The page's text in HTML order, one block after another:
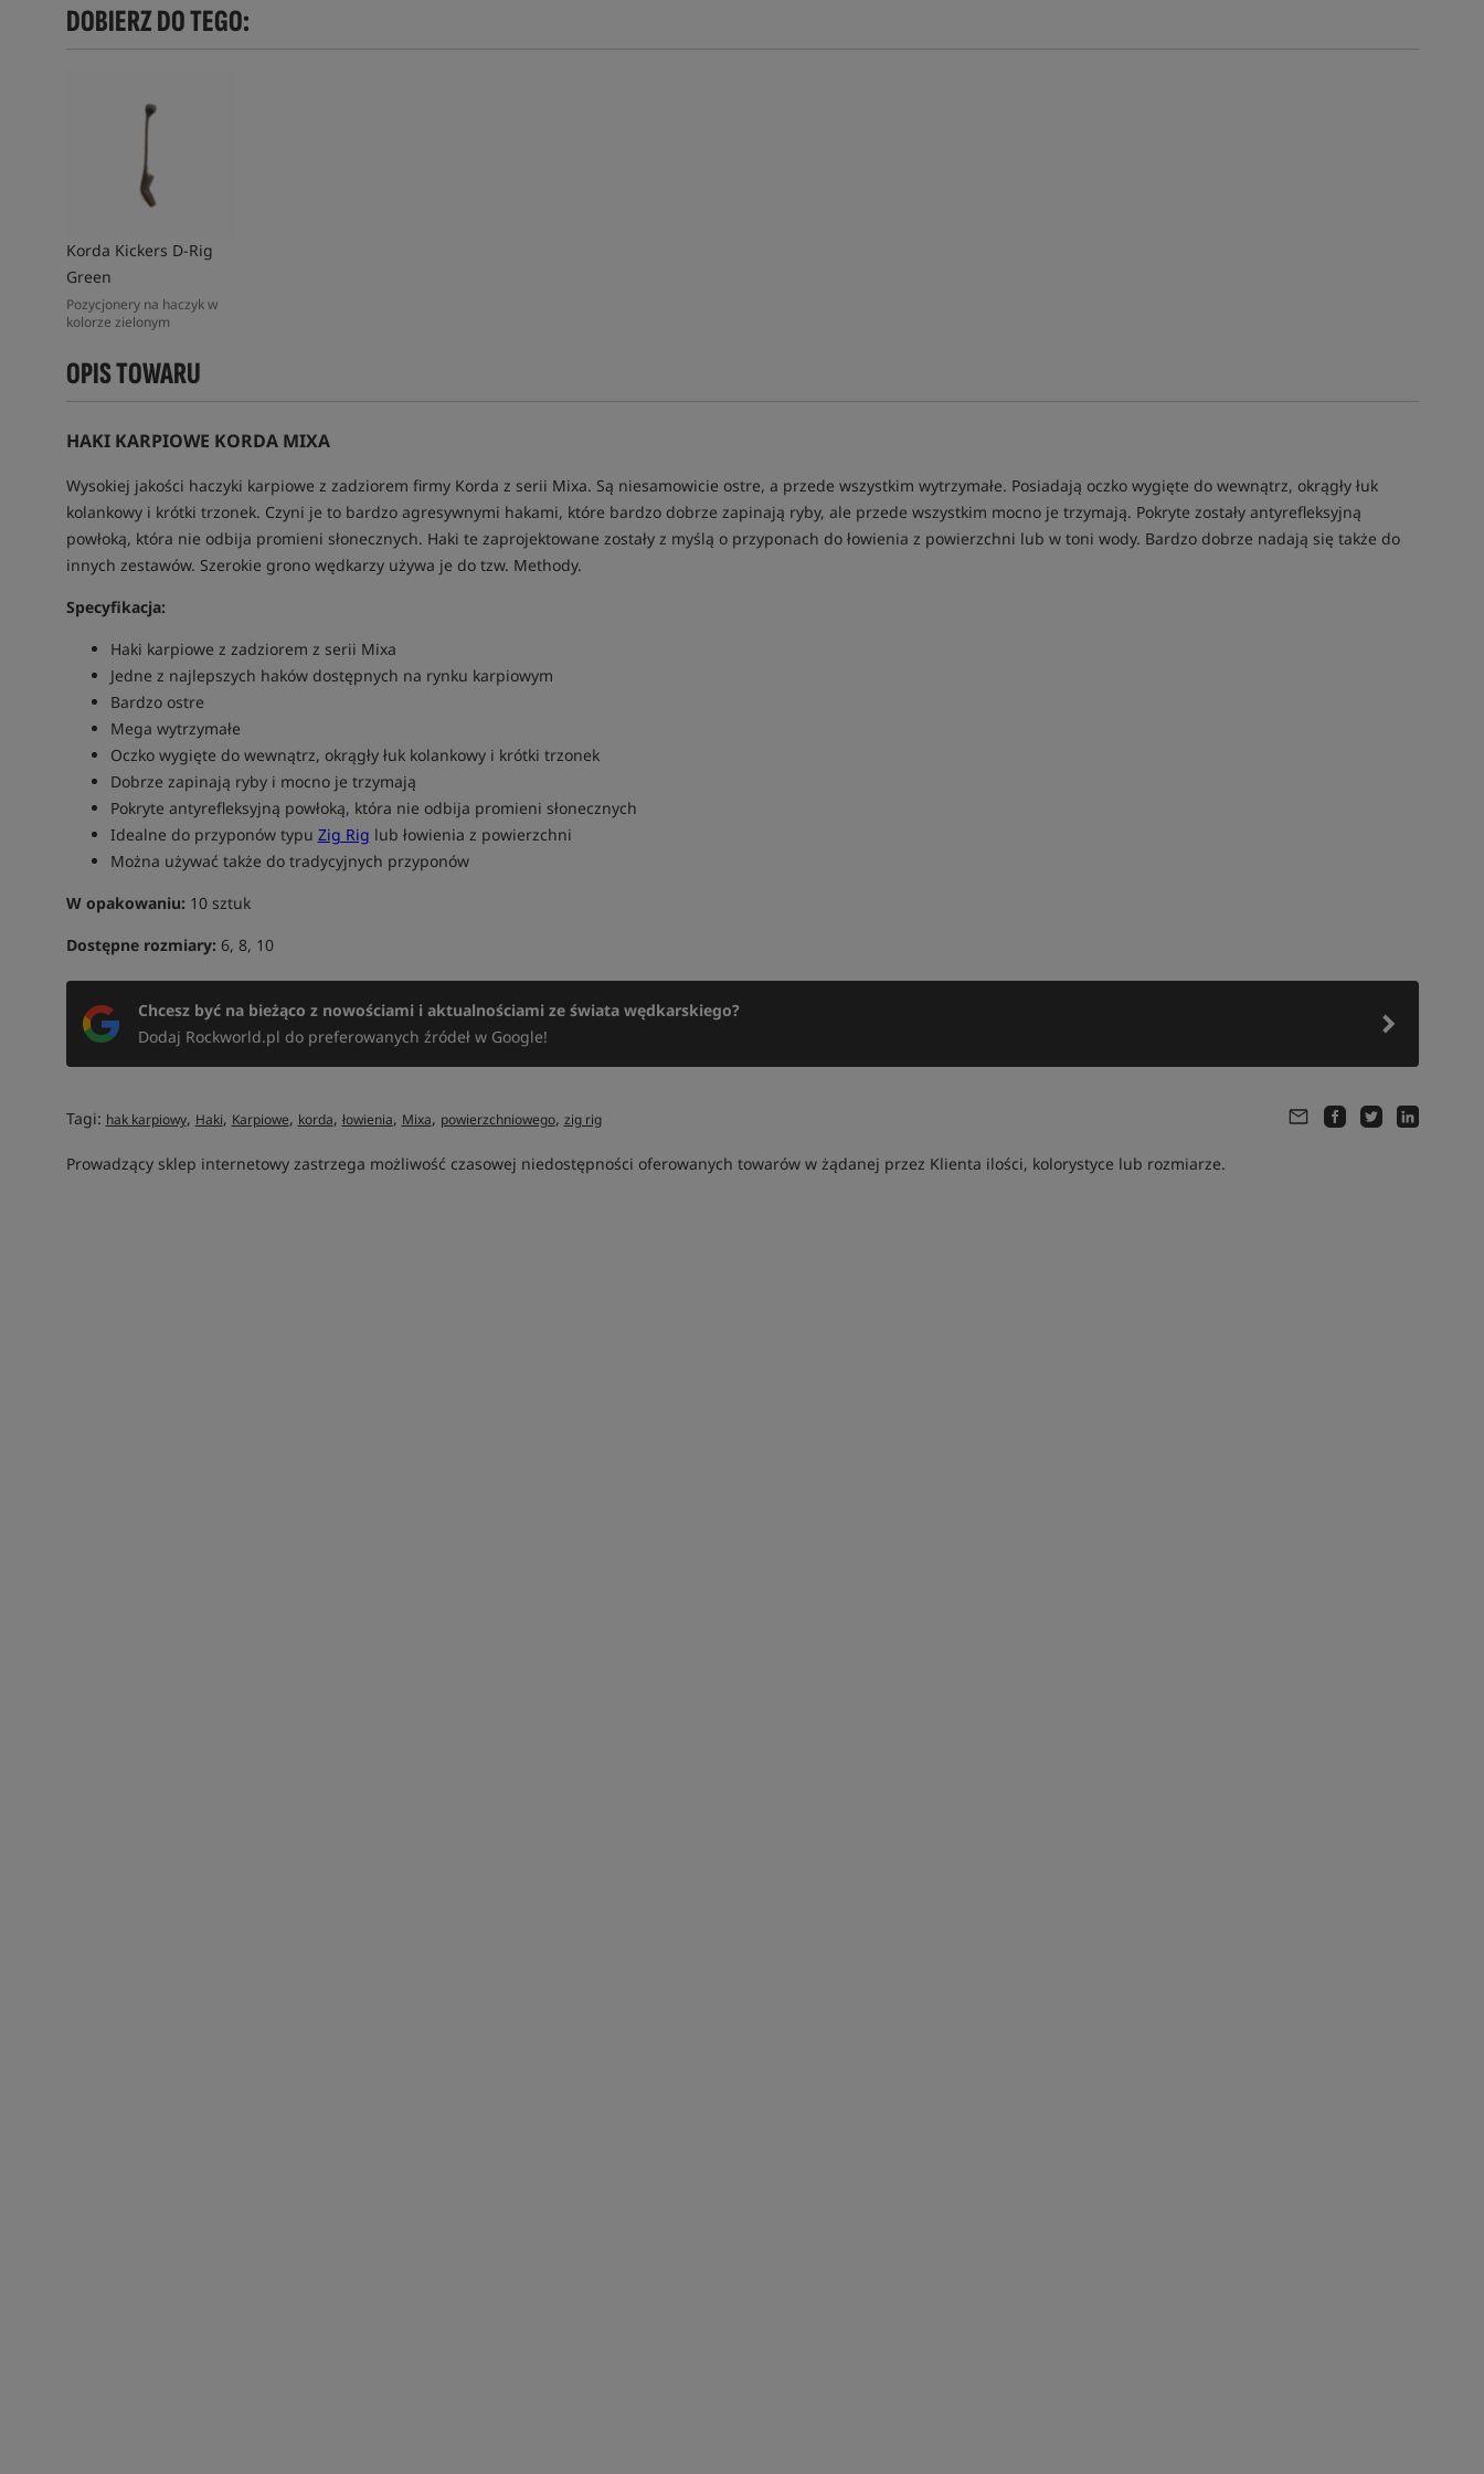
10 osób
DOBIERZ DO TEGO:
Korda Kickers D-Rig
Green
Pozycjonery na haczyk w
kolorze zielonym
OPIS TOWARU
HAKI KARPIOWE KORDA MIXA
Wysokiej jakości haczyki karpiowe z zadziorem firmy Korda z serii Mixa. Są niesamowicie ostre, a przede wszystkim wytrzymałe. Posiadają oczko wygięte do wewnątrz, okrągły łuk
kolankowy i krótki trzonek. Czyni je to bardzo agresywnymi hakami, które bardzo dobrze zapinają ryby, ale przede wszystkim mocno je trzymają. Pokryte zostały antyrefleksyjną
powłoką, która nie odbija promieni słonecznych. Haki te zaprojektowane zostały z myślą o przyponach do łowienia z powierzchni lub w toni wody. Bardzo dobrze nadają się także do
innych zestawów. Szerokie grono wędkarzy używa je do tzw. Methody.
Specyfikacja:
Haki karpiowe z zadziorem z serii Mixa
Jedne z najlepszych haków dostępnych na rynku karpiowym
Bardzo ostre
Mega wytrzymałe
Oczko wygięte do wewnątrz, okrągły łuk kolankowy i krótki trzonek
Dobrze zapinają ryby i mocno je trzymają
Pokryte antyrefleksyjną powłoką, która nie odbija promieni słonecznych
Idealne do przyponów typu Zig Rig lub łowienia z powierzchni
Można używać także do tradycyjnych przyponów
W opakowaniu: 10 sztuk
Dostępne rozmiary: 6, 8, 10
Chcesz być na bieżąco z nowościami i aktualnościami ze świata wędkarskiego?
Dodaj Rockworld.pl do preferowanych źródeł w Google!
Tagi: hak karpiowy, Haki, Karpiowe, korda, łowienia, Mixa, powierzchniowego, zig rig
Prowadzący sklep internetowy zastrzega możliwość czasowej niedostępności oferowanych towarów w żądanej przez Klienta ilości, kolorystyce lub rozmiarze.